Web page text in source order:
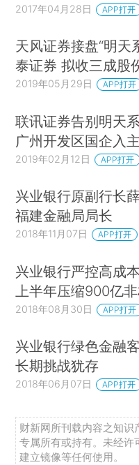
2017年04月28日 APP打开
天风证券接盘“明天
泰证券 拟收三成股
2019年05月29日 APP打开
联讯证券告别明天
广州开发区国企入
2019年02月12日 APP打开
兴业银行原副行长
福建金融局局长
2018年11月07日 APP打开
兴业银行严控高成
上半年压缩900亿
2018年08月30日 APP打开
兴业银行绿色金融
长期挑战犹存
2018年06月07日 APP打开
财新网所刊载内容之知识
专属所有或持有。未经许
建立镜像等任何使用。